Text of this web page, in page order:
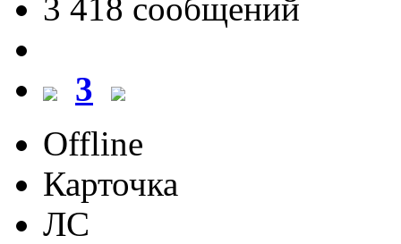
3 418 cообщений
3
Offline
Карточка
ЛС